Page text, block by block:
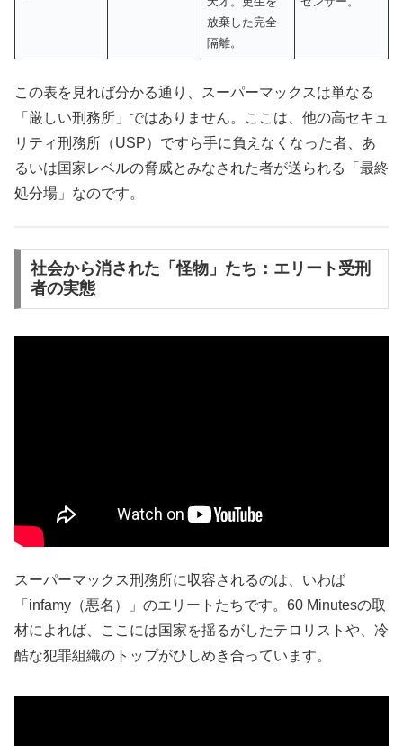
放棄した完全
隔離。
この表を見れば分かる通り、スーパーマックスは単なる
「厳しい刑務所」ではありません。ここは、他の高セキュ
リティ刑務所（USP）ですら手に負えなくなった者、あ
るいは国家レベルの脅威とみなされた者が送られる「最終
処分場」なのです。
社会から消された「怪物」たち：エリート受刑
者の実態
スーパーマックス刑務所に収容されるのは、いわば
「infamy（悪名）」のエリートたちです。60 Minutesの取
材によれば、ここには国家を揺るがしたテロリストや、冷
酷な犯罪組織のトップがひしめき合っています。